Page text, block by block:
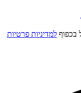
למדיניות פרטיות